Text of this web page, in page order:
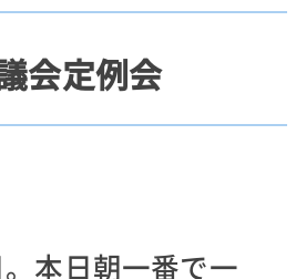
会定例会
本日朝一番で一